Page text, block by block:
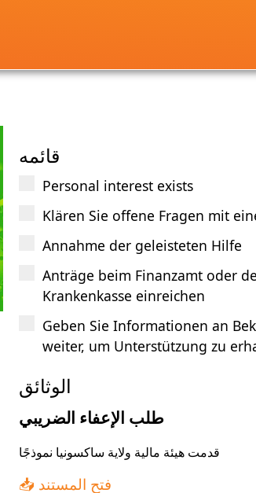
قائمه
Personal interest exists
Klären Sie offene Fragen mit
Annahme der geleisteten Hilfe
Anträge beim Finanzamt oder
Krankenkasse einreichen
Geben Sie Informationen an
weiter, um Unterstützung zu
الوثائق
طلب الإعفاء الضريبي
قدمت هيئة مالية ولاية ساكسونيا نموذجًا
📥 فتح المستند